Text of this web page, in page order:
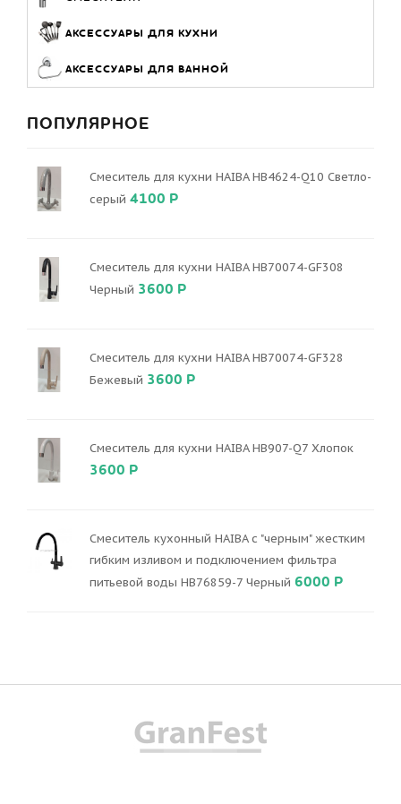
АКСЕССУАРЫ ДЛЯ КУХНИ
АКСЕССУАРЫ ДЛЯ ВАННОЙ
ПОПУЛЯРНОЕ
Смеситель для кухни HAIBA HB4624-Q10 Светло-
серый 4100 Р
Смеситель для кухни HAIBA HB70074-GF308
Черный 3600 Р
Смеситель для кухни HAIBA HB70074-GF328
Бежевый 3600 Р
Смеситель для кухни HAIBA HB907-Q7 Хлопок
3600 Р
Смеситель кухонный HAIBA с "черным" жестким
гибким изливом и подключением фильтра
питьевой воды HB76859-7 Черный 6000 Р